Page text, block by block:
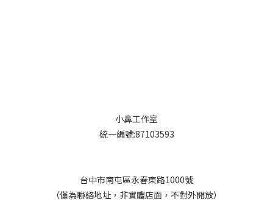
小鼻工作室
統一編號:87103593
台中市南屯區永春東路1000號
（僅為聯絡地址，非實體店面，不對外開放）